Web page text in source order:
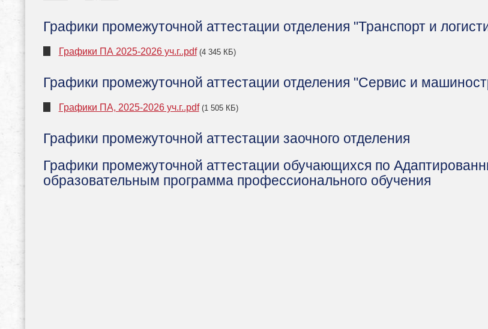
Графики промежуточной аттестации отделения "Транспорт и
Графики ПА 2025-2026 уч.г..pdf (4 345 КБ)
Графики промежуточной аттестации отделения "Сервис и
Графики ПА, 2025-2026 уч.г..pdf (1 505 КБ)
Графики промежуточной аттестации заочного отделения
Графики промежуточной аттестации обучающихся по
образовательным программа профессионального обучения